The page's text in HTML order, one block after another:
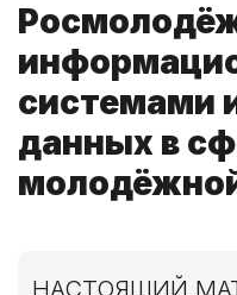
системами
данных в
НАСТОЯЩИЙ